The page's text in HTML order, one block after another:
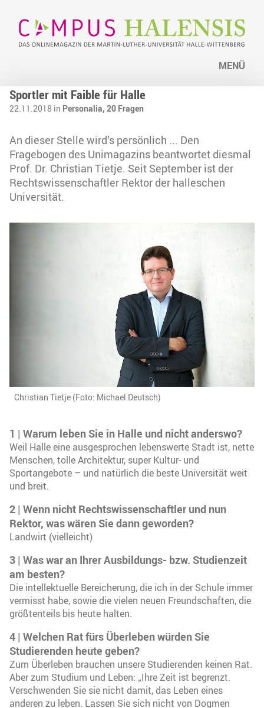
MENÜ
Sportler mit Faible für Halle
22.11.2018 in Personalia, 20 Fragen
An dieser Stelle wird’s persönlich ... Den
Fragebogen des Unimagazins beantwortet diesmal
Prof. Dr. Christian Tietje. Seit September ist der
Rechtswissenschaftler Rektor der halleschen
Universität.
Christian Tietje (Foto: Michael Deutsch)
1 | Warum leben Sie in Halle und nicht anderswo?
Weil Halle eine ausgesprochen lebenswerte Stadt ist, nette
Menschen, tolle Architektur, super Kultur- und
Sportangebote – und natürlich die beste Universität weit
und breit.
2 | Wenn nicht Rechtswissenschaftler und nun
Rektor, was wären Sie dann geworden?
Landwirt (vielleicht)
3 | Was war an Ihrer Ausbildungs- bzw. Studienzeit
am besten?
Die intellektuelle Bereicherung, die ich in der Schule immer
vermisst habe, sowie die vielen neuen Freundschaften, die
größtenteils bis heute halten.
4 | Welchen Rat fürs Überleben würden Sie
Studierenden heute geben?
Zum Überleben brauchen unsere Studierenden keinen Rat.
Aber zum Studium und Leben: „Ihre Zeit ist begrenzt.
Verschwenden Sie sie nicht damit, das Leben eines
anderen zu leben. Lassen Sie sich nicht von Dogmen